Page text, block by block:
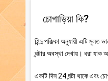
চোগাড়িয়া কি?
হিন্দু পঞ্জিকা অনুযায়ী এটি মূলত
ঘন্টার অবস্থা দেখায়। ধরা
একটি দিন 24 ঘন্টা থাকে এবং